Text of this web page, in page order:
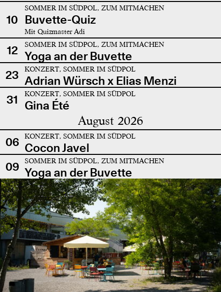
10
SOMMER IM SÜDPOL, ZUM MITMACHEN
Buvette-Quiz
Mit Quizmaster Adi
12 SOMMER IM SÜDPOL, ZUM MITMACHEN
Yoga an der Buvette
23
KONZERT, SOMMER IM SÜDPOL
Adrian Würsch x Elias Menzi
31
KONZERT, SOMMER IM SÜDPOL
Gina Été
August 2026
06 KONZERT, SOMMER IM SÜDPOL
Cocon Javel
09
SOMMER IM SÜDPOL, ZUM MITMACHEN
Yoga an der Buvette